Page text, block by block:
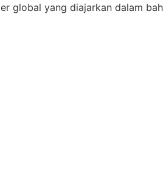
global yang diajarkan dalam